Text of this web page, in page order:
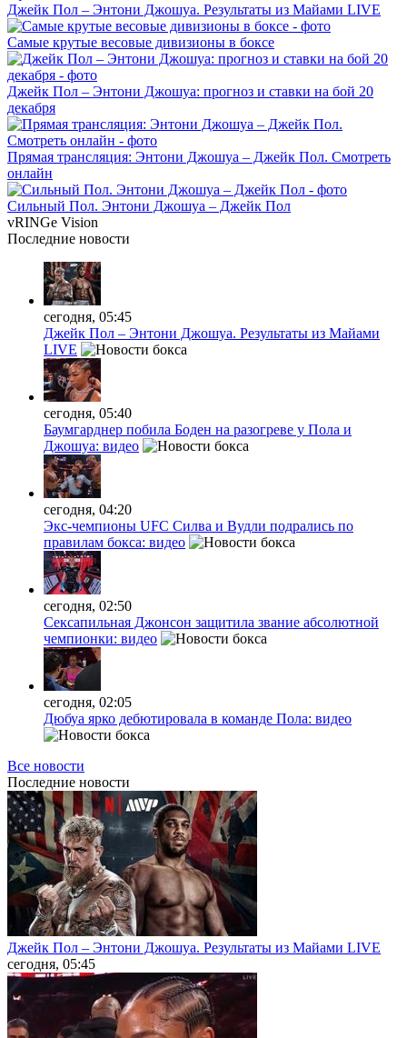
Джейк Пол – Энтони Джошуа. Результаты из Майами LIVE
Самые крутые весовые дивизионы в боксе
Джейк Пол – Энтони Джошуа: прогноз и ставки на бой 20
декабря
Прямая трансляция: Энтони Джошуа – Джейк Пол. Смотреть
онлайн
Сильный Пол. Энтони Джошуа – Джейк Пол
vRINGe Vision
Последние новости
сегодня, 05:45
Джейк Пол – Энтони Джошуа. Результаты из Майами
LIVE
сегодня, 05:40
Баумгарднер побила Боден на разогреве у Пола и
Джошуа: видео
сегодня, 04:20
Экс-чемпионы UFC Силва и Вудли подрались по
правилам бокса: видео
сегодня, 02:50
Сексапильная Джонсон защитила звание абсолютной
чемпионки: видео
сегодня, 02:05
Дюбуа ярко дебютировала в команде Пола: видео
Все новости
Последние новости
Джейк Пол – Энтони Джошуа. Результаты из Майами LIVE
сегодня, 05:45